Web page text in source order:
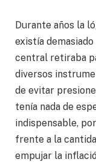
Durante años la
existía
central retiraba
diversos
de evitar
tenía nada de
indispensable,
frente a la
empujar la